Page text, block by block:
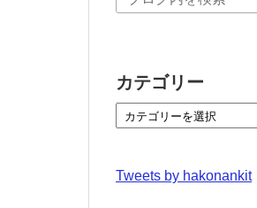
カテゴリー
Tweets by hakonankit